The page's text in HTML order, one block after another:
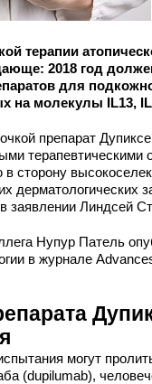
терапии
2018 год
для
на молекулы IL13,
препарат
терапевтическими
сторону
дерматологических
заявлении Линдсей
Нупур Патель
в журнале
могут
(dupilumab),